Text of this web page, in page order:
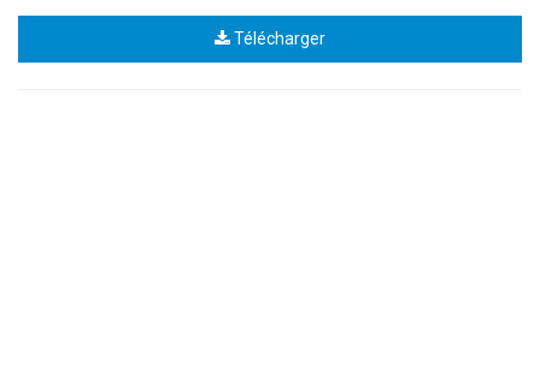
Télécharger